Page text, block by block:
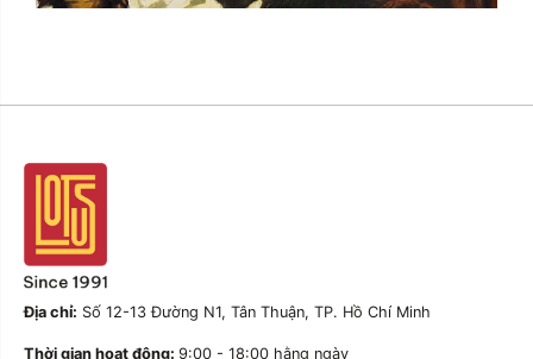
Địa chỉ: Số 12-13 Đường N1, Tân Thuận, TP. Hồ Chí Minh
Thời gian hoạt động: 9:00 - 18:00 hằng ngày